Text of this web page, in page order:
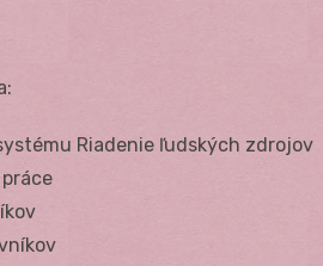
Riadenie ľudských zdrojov